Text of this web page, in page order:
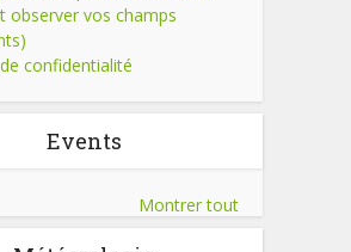
observer vos champs
confidentialité
Events
Montrer tout